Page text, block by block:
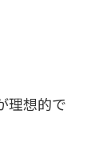
理想的で